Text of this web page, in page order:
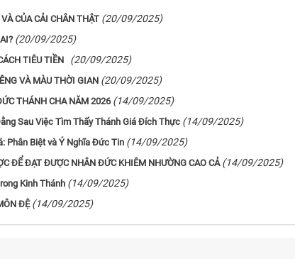
CỦA CẢI CHÂN THẬT (20/09/2025)
(20/09/2025)
TIÊU TIỀN (20/09/2025)
VÀ MÀU THỜI GIAN (20/09/2025)
THÁNH CHA NĂM 2026 (14/09/2025)
Sau Việc Tìm Thấy Thánh Giá Đích Thực (14/09/2025)
Phân Biệt và Ý Nghĩa Đức Tin (14/09/2025)
ĐỂ ĐẠT ĐƯỢC NHÂN ĐỨC KHIÊM NHƯỜNG CAO CẢ (14/09/2025)
Kinh Thánh (14/09/2025)
ĐỆ (14/09/2025)